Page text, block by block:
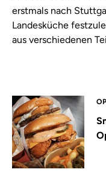
erstmals nach
Landesküche
aus verschiedenen